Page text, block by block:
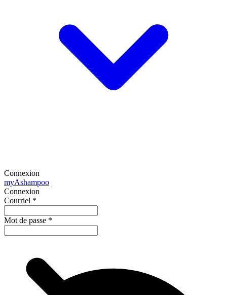
Connexion
myAshampoo
Connexion
Courriel *
Mot de passe *